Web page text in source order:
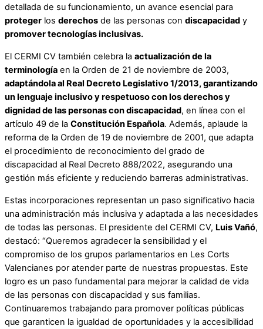
detallada de su funcionamiento, un avance esencial para
proteger los derechos de las personas con discapacidad y
promover tecnologías inclusivas.
El CERMI CV también celebra la actualización de la
terminología en la Orden de 21 de noviembre de 2003,
adaptándola al Real Decreto Legislativo 1/2013, garantizando
un lenguaje inclusivo y respetuoso con los derechos y
dignidad de las personas con discapacidad, en línea con el
artículo 49 de la Constitución Española. Además, aplaude la
reforma de la Orden de 19 de noviembre de 2001, que adapta
el procedimiento de reconocimiento del grado de
discapacidad al Real Decreto 888/2022, asegurando una
gestión más eficiente y reduciendo barreras administrativas.
Estas incorporaciones representan un paso significativo hacia
una administración más inclusiva y adaptada a las necesidades
de todas las personas. El presidente del CERMI CV, Luis Vañó,
destacó: “Queremos agradecer la sensibilidad y el
compromiso de los grupos parlamentarios en Les Corts
Valencianes por atender parte de nuestras propuestas. Este
logro es un paso fundamental para mejorar la calidad de vida
de las personas con discapacidad y sus familias.
Continuaremos trabajando para promover políticas públicas
que garanticen la igualdad de oportunidades y la accesibilidad